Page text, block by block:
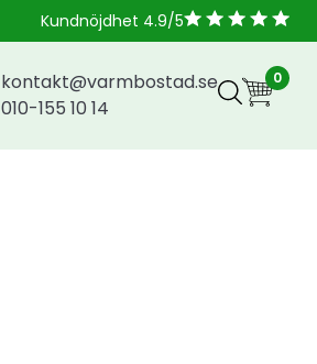
Kundnöjdhet 4.9/5
kontakt@varmbostad.se
010-155 10 14
0